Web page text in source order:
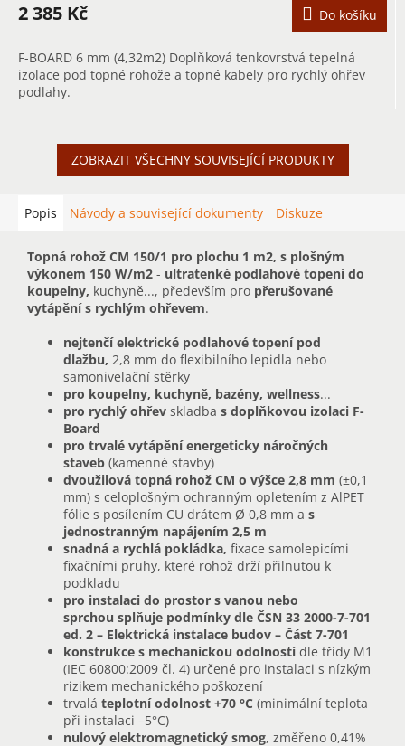
2 385 Kč Do košíku
F-BOARD 6 mm (4,32m2) Doplňková tenkovrstvá tepelná
izolace pod topné rohože a topné kabely pro rychlý ohřev
podlahy.
ZOBRAZIT VŠECHNY SOUVISEJÍCÍ PRODUKTY
Popis Návody a související dokumenty Diskuze
Topná rohož CM 150/1 pro plochu 1 m2, s plošným
výkonem 150 W/m2 - ultratenké podlahové topení do
koupelny, kuchyně..., především pro přerušované
vytápění s rychlým ohřevem.
nejtenčí elektrické podlahové topení pod
dlažbu, 2,8 mm do flexibilního lepidla nebo
samonivelační stěrky
pro koupelny, kuchyně, bazény, wellness...
pro rychlý ohřev skladba s doplňkovou izolaci F-
Board
pro trvalé vytápění energeticky náročných
staveb (kamenné stavby)
dvoužilová topná rohož CM o výšce 2,8 mm (±0,1
mm) s celoplošným ochranným opletením z AlPET
fólie s posílením CU drátem Ø 0,8 mm a s
jednostranným napájením 2,5 m
snadná a rychlá pokládka, fixace samolepicími
fixačními pruhy, které rohož drží přilnutou k
podkladu
pro instalaci do prostor s vanou nebo
sprchou splňuje podmínky dle ČSN 33 2000-7-701
ed. 2 – Elektrická instalace budov – Část 7-701
konstrukce s mechanickou odolnostídle třídy M1
(IEC 60800:2009 čl. 4) určené pro instalaci s nízkým
rizikem mechanického poškození
trvalá teplotní odolnost +70 °C (minimální teplota
při instalaci –5°C)
nulový elektromagnetický smog, změřeno 0,41%